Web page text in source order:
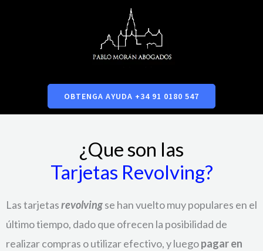
OBTENGA AYUDA +34 91 0180 547
¿Que son las
Tarjetas Revolving?
Las tarjetasrevolvingse han vuelto muy populares en el
último tiempo, dado que ofrecen la posibilidad de
realizar compras o utilizar efectivo, y luegopagar en